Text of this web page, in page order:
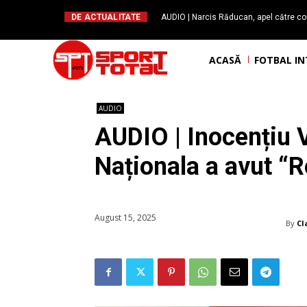
DE ACTUALITATE
AUDIO | Narcis Răducan, apel către
ACASĂ FOTBAL
AUDIO
AUDIO | Inocențiu
Naționala a avut
August 15, 2025 By